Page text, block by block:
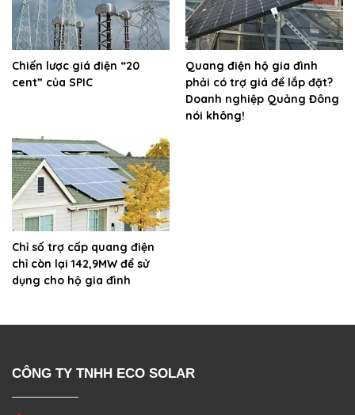
Chiến lược giá điện “20
cent” của SPIC
Quang điện hộ gia đình
phải có trợ giá để lắp đặt?
Doanh nghiệp Quảng Đông
nói không!
Chỉ số trợ cấp quang điện
chỉ còn lại 142,9MW để sử
dụng cho hộ gia đình
CÔNG TY TNHH ECO SOLAR